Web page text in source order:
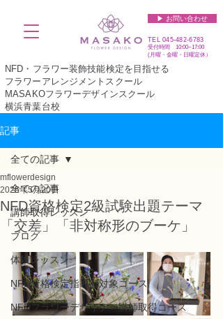
▶︎ お問い合わせ
TEL045-482-6783
受付時間 10:00~17:00​​​
(​月曜・金曜・日曜定休）
NFD・フラワー装飾技能検定を目指せる
フラワーアレンジメントスクール
MASAKOフラワーデザインスクール
横浜青葉台校
記事
全ての記事
講師取得レッスン
ブログ
体験レッスン
NFD資格検定指導者対象コース
NFDフラワーデザイナー講師取得コース
全ての記事
NFD資格検定2級試験出題テーマ
「交差」「非対称形のブーケ」
mflowerdesign
2025年5月20日